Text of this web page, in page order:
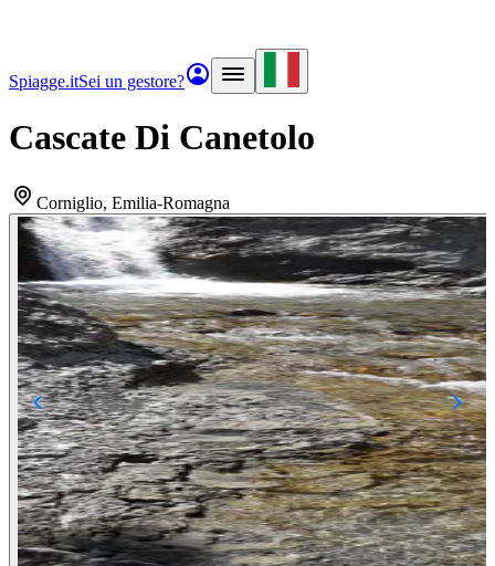
Spiagge.itSei un gestore?
Cascate Di Canetolo
Corniglio, Emilia-Romagna